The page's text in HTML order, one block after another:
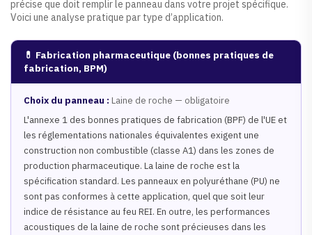
précise que doit remplir le panneau dans votre projet spécifique.
Voici une analyse pratique par type d’application.
💊 Fabrication pharmaceutique (bonnes pratiques de
fabrication, BPM)
Choix du panneau : Laine de roche — obligatoire
L'annexe 1 des bonnes pratiques de fabrication (BPF) de l'UE et
les réglementations nationales équivalentes exigent une
construction non combustible (classe A1) dans les zones de
production pharmaceutique. La laine de roche est la
spécification standard. Les panneaux en polyuréthane (PU) ne
sont pas conformes à cette application, quel que soit leur
indice de résistance au feu REI. En outre, les performances
acoustiques de la laine de roche sont précieuses dans les